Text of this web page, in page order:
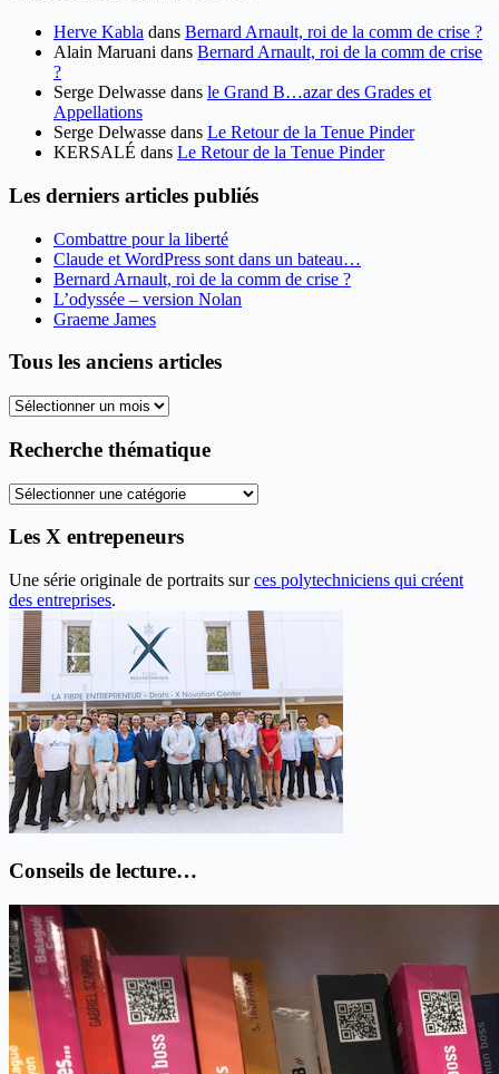
Herve Kabla dans Bernard Arnault, roi de la comm de crise ?
Alain Maruani dans Bernard Arnault, roi de la comm de crise
?
Serge Delwasse dans le Grand B…azar des Grades et
Appellations
Serge Delwasse dans Le Retour de la Tenue Pinder
KERSALÉ dans Le Retour de la Tenue Pinder
Les derniers articles publiés
Combattre pour la liberté
Claude et WordPress sont dans un bateau…
Bernard Arnault, roi de la comm de crise ?
L’odyssée – version Nolan
Graeme James
Tous les anciens articles
Tous
anciens
Recherche thématique
Recherche
Les X entrepeneurs
Une série originale de portraits surces polytechniciens qui créent
des entreprises.
Conseils de lecture…